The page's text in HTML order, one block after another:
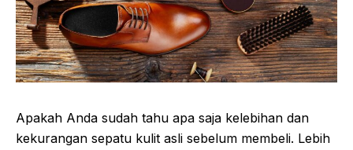
Apakah Anda sudah tahu apa saja kelebihan dan
kekurangan sepatu kulit asli sebelum membeli. Lebih